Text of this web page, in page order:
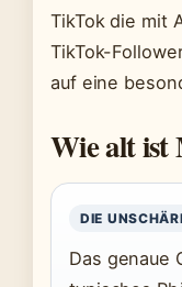
TikTok die mit
TikTok-
auf eine
Wie alt ist
DIE
Das genaue